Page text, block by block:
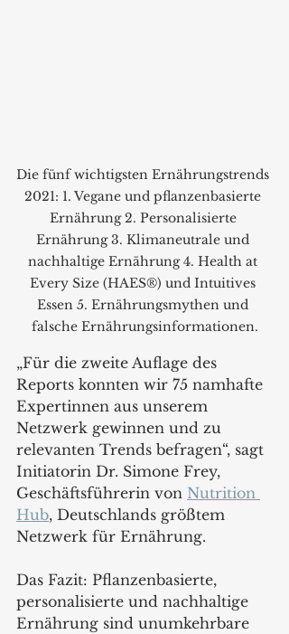
Die fünf wichtigsten Ernährungstrends
2021: 1. Vegane und pflanzenbasierte
Ernährung 2. Personalisierte
Ernährung 3. Klimaneutrale und
nachhaltige Ernährung 4. Health at
Every Size (HAES®) und Intuitives
Essen 5. Ernährungsmythen und
falsche Ernährungsinformationen.
„Für die zweite Auflage des
Reports konnten wir 75 namhafte
Expertinnen aus unserem
Netzwerk gewinnen und zu
relevanten Trends befragen“, sagt
Initiatorin Dr. Simone Frey,
Geschäftsführerin von Nutrition
Hub, Deutschlands größtem
Netzwerk für Ernährung.
Das Fazit: Pflanzenbasierte,
personalisierte und nachhaltige
Ernährung sind unumkehrbare